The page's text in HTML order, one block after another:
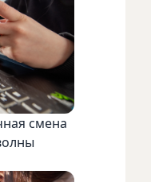
смена